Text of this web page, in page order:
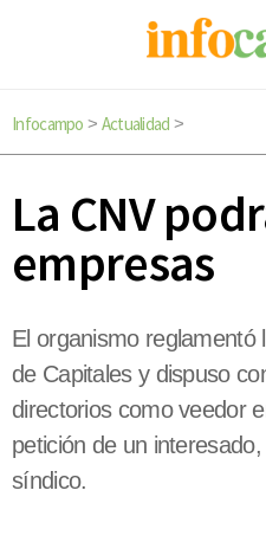
Infocampo > Actualidad >
La CNV
empresas
El organismo
de Capitales y dispuso
directorios como veedor
petición de un
síndico.